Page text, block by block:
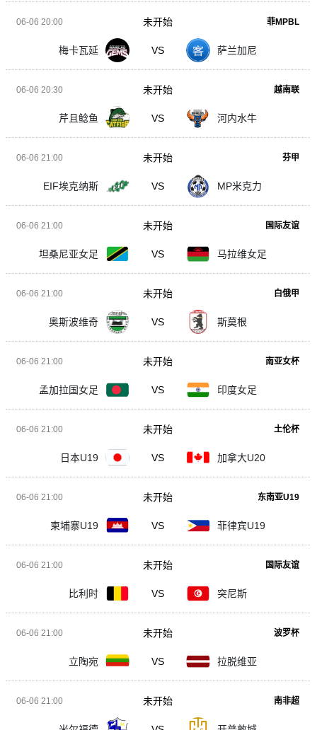
06-06 20:00 菲MPBL
梅卡瓦延 VS 萨兰加尼
未开始
06-06 20:30 越南联
芹且鲶鱼 VS 河内水牛
未开始
06-06 21:00 芬甲
EIF埃克纳斯 VS MP米克力
未开始
06-06 21:00 国际友谊
坦桑尼亚女足 VS 马拉维女足
未开始
06-06 21:00 白俄甲
奥斯波维奇 VS 斯莫根
未开始
06-06 21:00 南亚女杯
孟加拉国女足 VS 印度女足
未开始
06-06 21:00 土伦杯
日本U19 VS 加拿大U20
未开始
06-06 21:00 东南亚U19
柬埔寨U19 VS 菲律宾U19
未开始
06-06 21:00 国际友谊
比利时 VS 突尼斯
未开始
06-06 21:00 波罗杯
立陶宛 VS 拉脱维亚
未开始
06-06 21:00 南非超
未开始